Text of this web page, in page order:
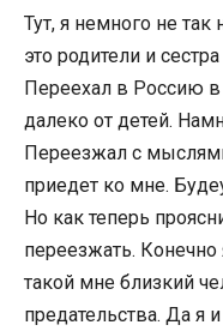
Тут, я немного не
это родители и
Переехал в Россию в
далеко от детей.
Переезжал с
приедет ко мне.
Но как теперь
переезжать.
такой мне близкий
предательства. Да я